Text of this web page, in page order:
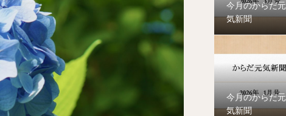
今月のからだ元
気新聞
今月のからだ元
気新聞